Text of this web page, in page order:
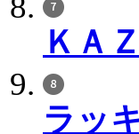
ＫＡ
ラッ